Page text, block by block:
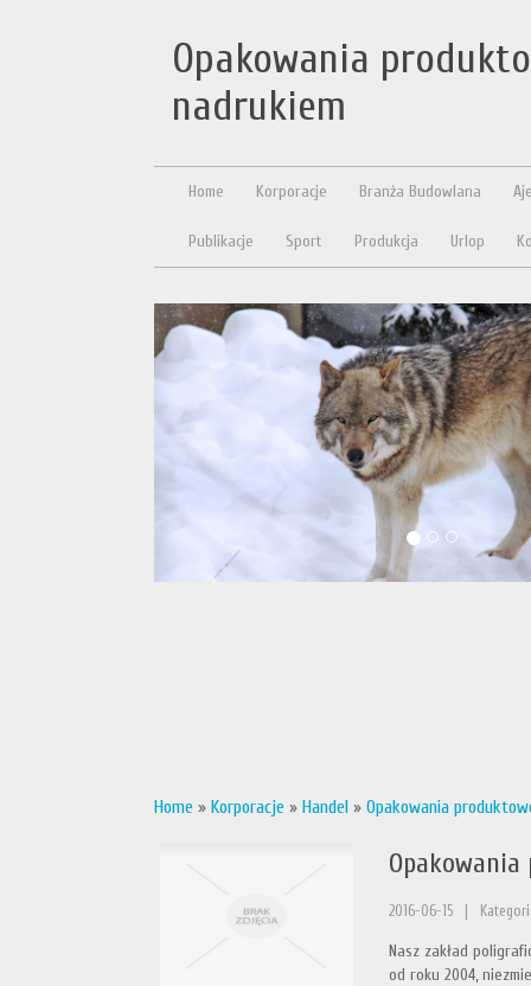
Opakowania
nadrukiem
Home Korporacje Branża Budowlana
Publikacje Sport Produkcja Urlop
Home » Korporacje » Handel » Opakowania
2016-06-15
Nasz zakład
od roku 2004,